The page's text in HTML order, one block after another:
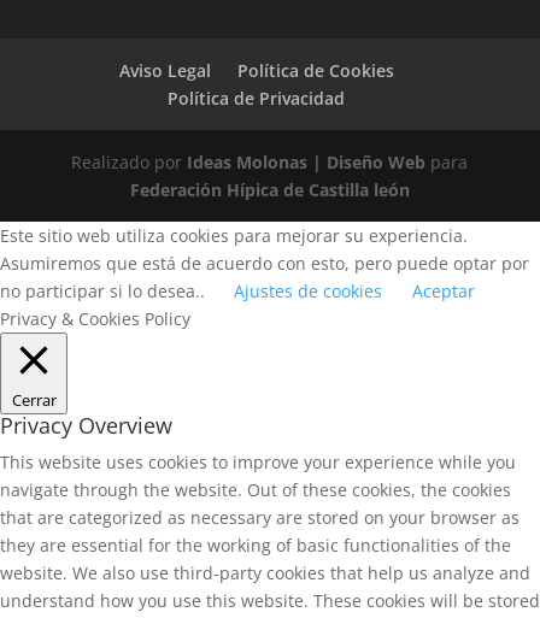
Aviso Legal
Política de Cookies
Política de Privacidad
Realizado por Ideas Molonas | Diseño Web para
Federación Hípica de Castilla león
Este sitio web utiliza cookies para mejorar su experiencia.
Asumiremos que está de acuerdo con esto, pero puede optar por
no participar si lo desea..
Ajustes de cookies
Aceptar
Privacy & Cookies Policy
Cerrar
Privacy Overview
This website uses cookies to improve your experience while you
navigate through the website. Out of these cookies, the cookies
that are categorized as necessary are stored on your browser as
they are essential for the working of basic functionalities of the
website. We also use third-party cookies that help us analyze and
understand how you use this website. These cookies will be stored